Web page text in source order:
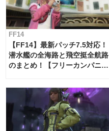
FF14
【FF14】最新パッチ7.5対応！
潜水艦の全海路と飛空挺全航路
のまとめ！【フリーカンパニ